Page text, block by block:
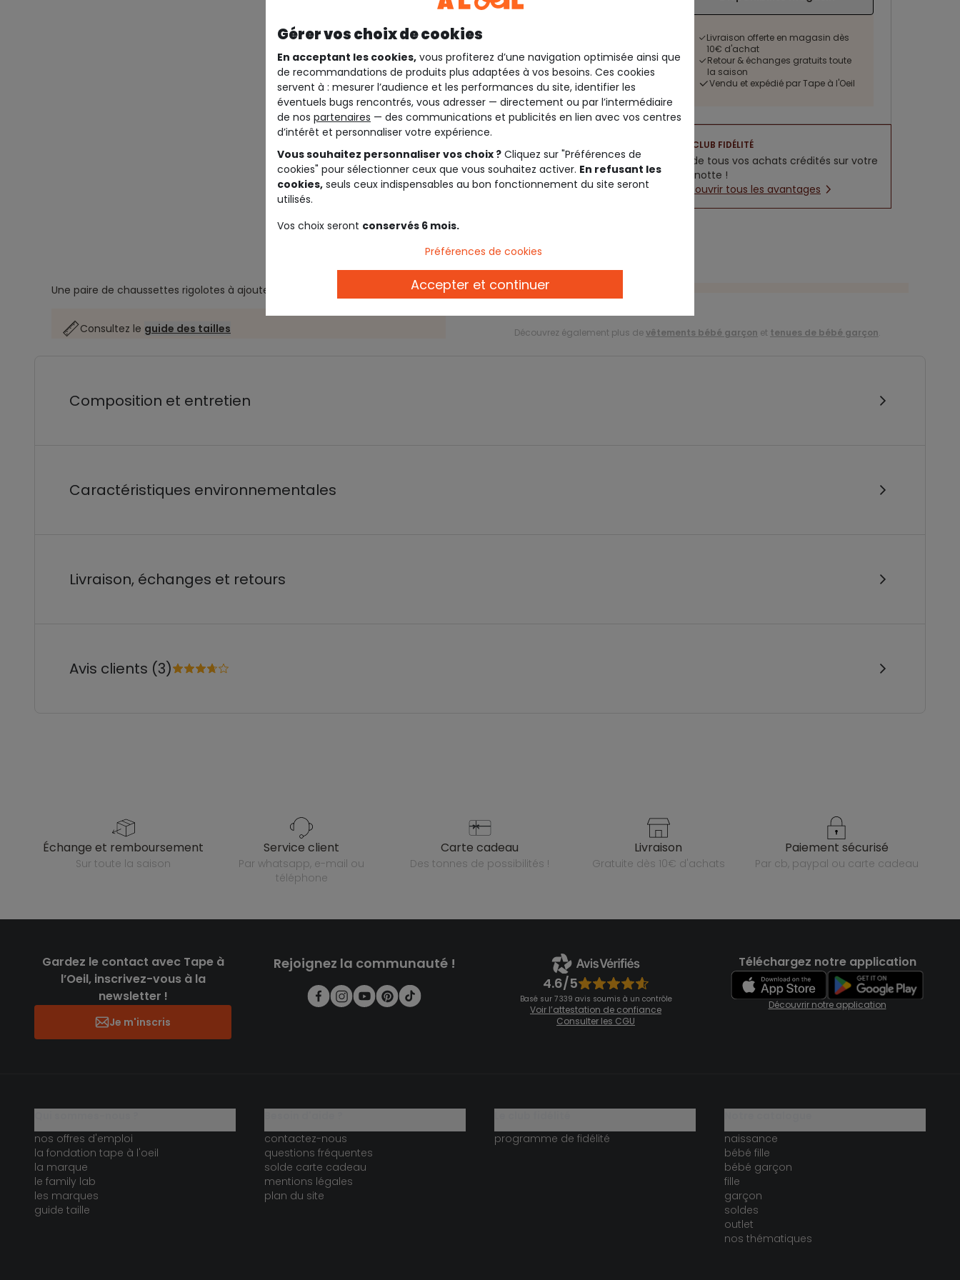
Livraison offerte en magasin dès
10€ d'achat
Retour & échanges gratuits toute
la saison
Vendu et expédié par Tape à l'Oeil
CLUB FIDÉLITÉ
5% de tous vos achats crédités sur votre
cagnotte !
Découvrir tous les avantages
Description
Une paire de chaussettes rigolotes à ajouter à la collection !
Consultez le guide des tailles
Découvrez également plus devêtements bébé garçon et tenues de bébé garçon.
Composition et entretien
Caractéristiques environnementales
Livraison, échanges et retours
Avis clients (3)
échange et remboursement
sur toute la saison
service client
par whatsapp, e-mail ou
téléphone
carte cadeau
des tonnes de possibilités !
livraison
gratuite dès 10€ d'achats
paiement sécurisé
par cb, paypal ou carte cadeau
Gardez le contact avec Tape à
l’Oeil, inscrivez-vous à la
newsletter !
Je m'inscris
Rejoignez la communauté !
4.6/5
Basé sur 7 339 avis soumis à un contrôle
Voir l’attestation de confiance
Consulter les CGU
Téléchargez notre application
Découvrir notre application
nos offres d'emploi
la fondation tape à l'oeil
la marque
le family lab
les marques
guide taille
contactez-nous
questions fréquentes
solde carte cadeau
mentions légales
plan du site
programme de fidélité
naissance
bébé fille
bébé garçon
fille
garçon
soldes
outlet
nos thématiques
Gérer vos choix de cookies
En acceptant les cookies, vous profiterez d’une navigation optimisée ainsi que
de recommandations de produits plus adaptées à vos besoins. Ces cookies
servent à : mesurer l’audience et les performances du site, identifier les
éventuels bugs rencontrés, vous adresser — directement ou par l’intermédiaire
de nos partenaires — des communications et publicités en lien avec vos centres
d’intérêt et personnaliser votre expérience.
Vous souhaitez personnaliser vos choix ? Cliquez sur "Préférences de
cookies" pour sélectionner ceux que vous souhaitez activer. En refusant les
cookies, seuls ceux indispensables au bon fonctionnement du site seront
utilisés.
Vos choix seront conservés 6 mois.
Préférences de cookies
Accepter et continuer